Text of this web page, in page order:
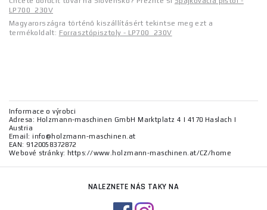
LP700_230V
Magyarországra történő kiszállításért tekintse meg ezt a
termékoldalt: Forrasztópisztoly - LP700_230V
Informace o výrobci
Adresa: Holzmann-maschinen GmbH Marktplatz 4 | 4170 Haslach |
Austria
Email: info@holzmann-maschinen.at
EAN: 9120058372872
Webové stránky: https://www.holzmann-maschinen.at/CZ/home
NALEZNETE NÁS TAKY NA